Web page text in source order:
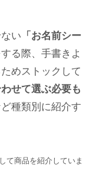
い 「お名前シー
る際、手書きよ
めストックして
せて選ぶ必要も
種類別に紹介す
て商品を紹介していま